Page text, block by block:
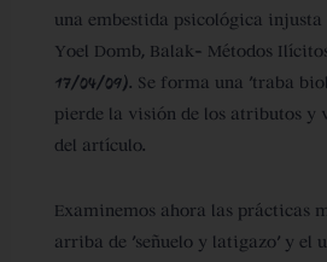
una embestida psicológica injusta
Yoel Domb, Balak- Métodos
17/04/09). Se forma una ‘traba
pierde la visión de los atributos y
del artículo.
Examinemos ahora las prácticas
arriba de ‘señuelo y latigazo’ y el